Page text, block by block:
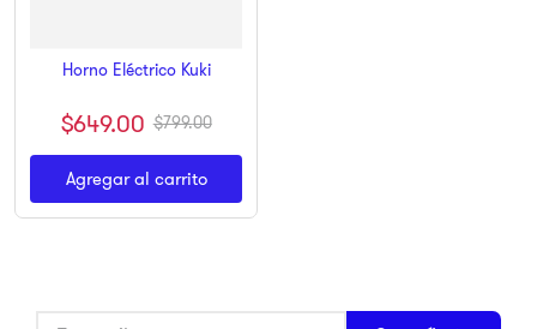
Horno Eléctrico Kuki
$649.00 $799.00
Agregar al carrito